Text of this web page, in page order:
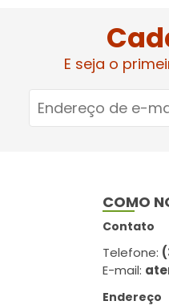
E seja o
COMO
Contato
Telefone:
E-mail:
Endereço